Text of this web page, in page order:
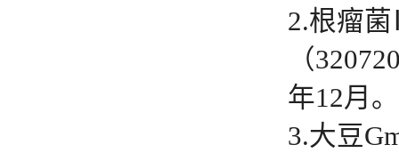
2.根瘤
（
年12月。
3.大豆